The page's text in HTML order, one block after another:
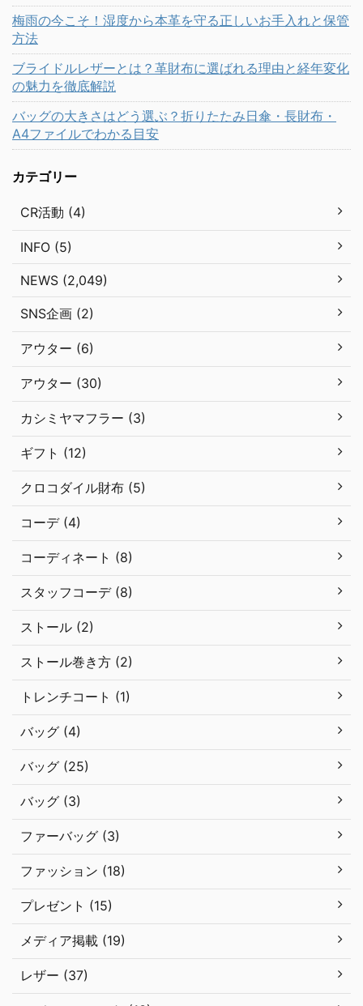
梅雨の今こそ！湿度から本革を守る正しいお手入れと保管
方法
ブライドルレザーとは？革財布に選ばれる理由と経年変化
の魅力を徹底解説
バッグの大きさはどう選ぶ？折りたたみ日傘・長財布・
A4ファイルでわかる目安
カテゴリー
CR活動 (4)
INFO (5)
NEWS (2,049)
SNS企画 (2)
アウター (6)
アウター (30)
カシミヤマフラー (3)
ギフト (12)
クロコダイル財布 (5)
コーデ (4)
コーディネート (8)
スタッフコーデ (8)
ストール (2)
ストール巻き方 (2)
トレンチコート (1)
バッグ (4)
バッグ (25)
バッグ (3)
ファーバッグ (3)
ファッション (18)
プレゼント (15)
メディア掲載 (19)
レザー (37)